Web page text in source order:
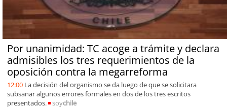
Por unanimidad: TC acoge a trámite y declara
admisibles los tres requerimientos de la
oposición contra la megarreforma
12:00 La decisión del organismo se da luego de que se solicitara
subsanar algunos errores formales en dos de los tres escritos
presentados.
soychile